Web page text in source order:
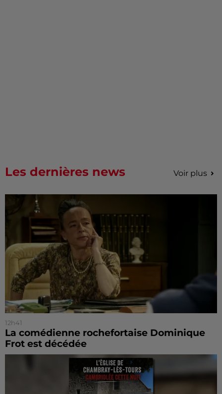
Les dernières news Voir plus
12h41
La comédienne rochefortaise Dominique
Frot est décédée